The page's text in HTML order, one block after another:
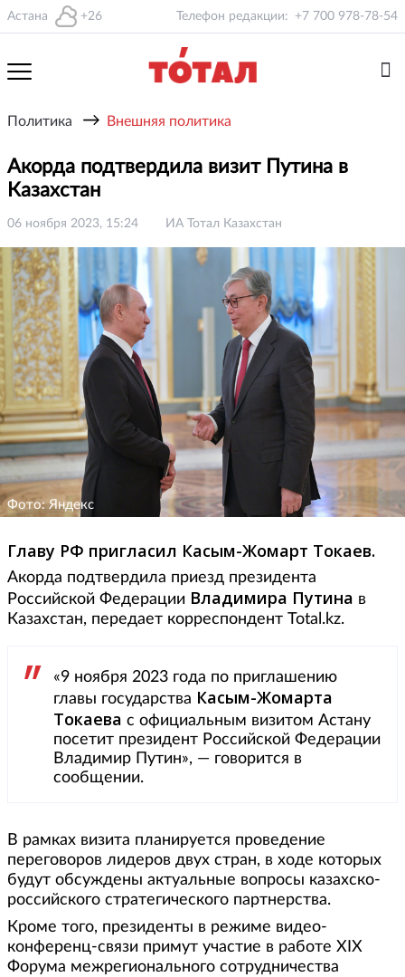
Астана +26 Телефон редакции: +7 700 978-78-54
Политика → Внешняя политика
Акорда подтвердила визит Путина в
Казахстан
06 ноября 2023, 15:24 ИА Тотал Казахстан
Фото: Яндекс
Главу РФ пригласил Касым-Жомарт Токаев.
Акорда подтвердила приезд президента
Российской Федерации Владимира Путина в
Казахстан, передает корреспондент Total.kz.
«9 ноября 2023 года по приглашению
главы государства Касым-Жомарта
Токаева с официальным визитом Астану
посетит президент Российской Федерации
Владимир Путин», — говорится в
сообщении.
В рамках визита планируется проведение
переговоров лидеров двух стран, в ходе которых
будут обсуждены актуальные вопросы казахско-
российского стратегического партнерства.
Кроме того, президенты в режиме видео-
конференц-связи примут участие в работе XIX
Форума межрегионального сотрудничества